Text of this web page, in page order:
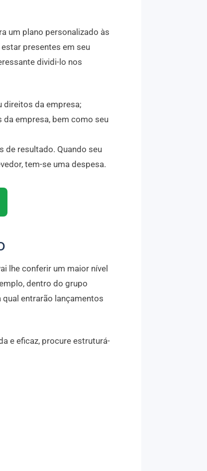
um plano personalizado às
presentes em seu
dividi-lo nos
direitos da empresa;
empresa, bem como seu
de resultado. Quando seu
tem-se uma despesa.
lhe conferir um maior nível
dentro do grupo
qual entrarão lançamentos
e eficaz, procure estruturá-